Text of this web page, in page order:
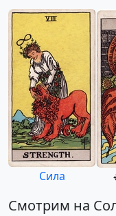
Сила
Смотрим на